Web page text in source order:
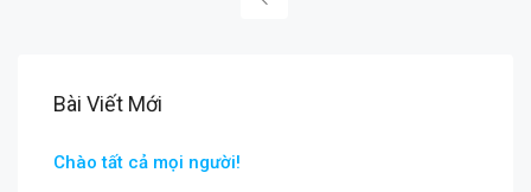
Bài Viết Mới
Chào tất cả mọi người!